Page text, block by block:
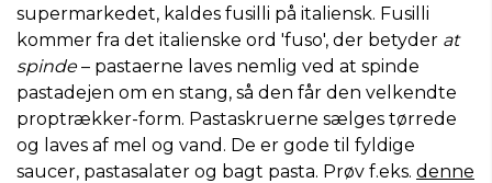
supermarkedet, kaldes fusilli på italiensk. Fusilli
kommer fra det italienske ord 'fuso', der betyder at
spinde– pastaerne laves nemlig ved at spinde
pastadejen om en stang, så den får den velkendte
proptrækker-form. Pastaskruerne sælges tørrede
og laves af mel og vand. De er gode til fyldige
saucer, pastasalater og bagt pasta. Prøv f.eks. denne